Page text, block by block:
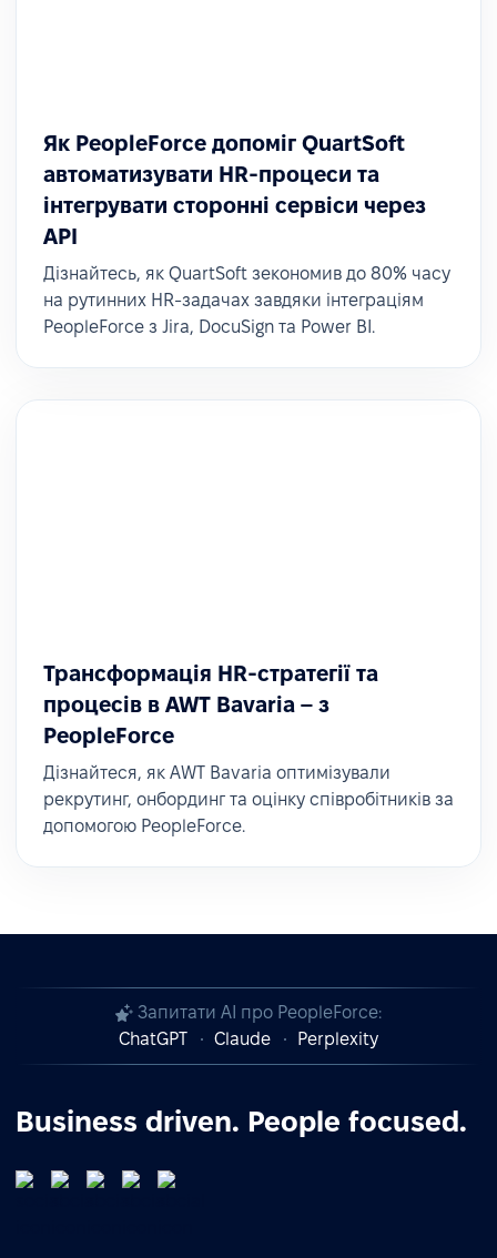
Як PeopleForce допоміг QuartSoft
автоматизувати HR-процеси та
інтегрувати сторонні сервіси через
API
Дізнайтесь, як QuartSoft зекономив до 80% часу
на рутинних HR-задачах завдяки інтеграціям
PeopleForce з Jira, DocuSign та Power BI.
Трансформація HR-стратегії та
процесів в AWT Bavaria – з
PeopleForce
Дізнайтеся, як AWT Bavaria оптимізували
рекрутинг, онбординг та оцінку співробітників за
допомогою PeopleForce.
Запитати AI про PeopleForce:
ChatGPT
Claude Perplexity
Business driven. People focused.